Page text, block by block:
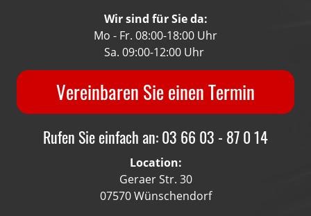
Wir sind für Sie da:
Mo - Fr. 08:00-18:00 Uhr
Sa. 09:00-12:00 Uhr
Vereinbaren Sie einen Termin
Rufen Sie einfach an: 03 66 03 - 87 0 14
Location:
Geraer Str. 30
07570 Wünschendorf